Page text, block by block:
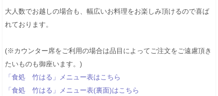
大人数でお越しの場合も、幅広いお料理をお楽しみ頂けるので喜ば
れております。
(※カウンター席をご利用の場合は品目によってご注文をご遠慮頂き
たいものも御座います。)
「食処 竹はる」メニュー表はこちら
「食処 竹はる」メニュー表(裏面)はこちら